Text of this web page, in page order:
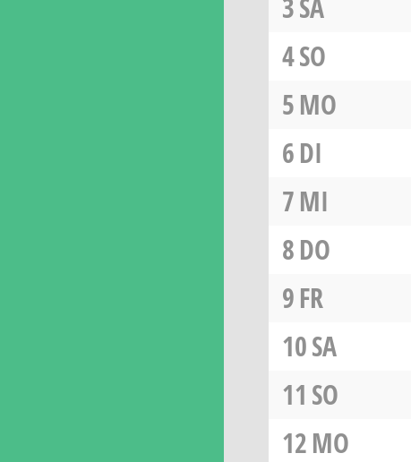
3SA
4SO
5MO
6DI
7MI
8DO
9FR
10SA
11 SO
12MO